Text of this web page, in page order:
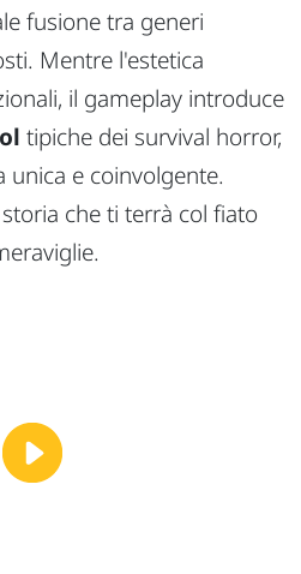
fusione tra generi
Mentre l'estetica
il gameplay introduce
tipiche dei survival horror,
unica e coinvolgente.
che ti terrà col fiato